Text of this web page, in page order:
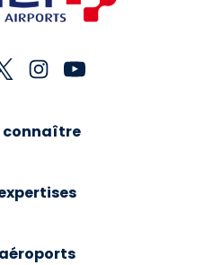
connaître